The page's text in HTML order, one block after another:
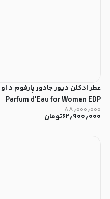
Parfum d'Eau for Women EDP
۸۸٫۰۰۰٫۰۰۰
۶۲٫۹۰۰٫۰۰۰تومان